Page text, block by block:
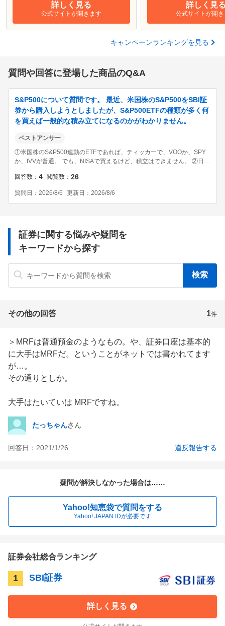
詳しく見る
公式サイトが開きます
詳しく見
公式サイトが開
キャンペーンランキングを見る
質問や回答に登場した商品のQ&A
S&P500について質問です。 最近、米国株のS&P500をSBI証
券から購入しようとしましたが、S&P500ETFの種類が多く何
を買えば一般的な積み立てになるのかがわかりません。
ベストアンサー
①米国株のS&P500連動のETFであれば、ティッカーで、VOOか、SPY
か、IVVが普通。 でも、NISAで買えるけど、積立はできません。 ②日本
これらも、NISAで買えるけど、積立はできません。 ...
回答数 4 閲覧数 26
質問日 2026/8/6 更新日 2026/8/6
証券に関する悩みや疑問を
キーワードから探す
その他の回答 1件
＞MRFは普通預金のようなもの。や、証券口座は基本的
に大手はMRFだ。ということがネットでは書かれてます
が…。
その通りとしか。
大手はたいていは MRFですね。
たっちゃんさん
回答日： 2021/1/26 違反報告する
疑問が解決しなかった場合は……
Yahoo!知恵袋で質問をする
Yahoo! JAPAN IDが必要です
証券会社総合ランキング
1 SBI証券
詳しく見る